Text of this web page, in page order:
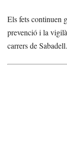
Els fets continuen
prevenció i la
carrers de Sabadell.